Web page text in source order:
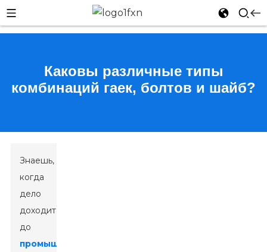
Каковы различные типы
комбинаций гаек, болтов и шайб?
Знаешь,
когда
дело
доходит
до
промышленность